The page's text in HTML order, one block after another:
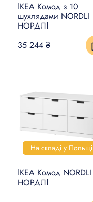
ІКЕА Комод з 10
шухлядами NORDLI
НОРДЛІ
35 244 ₴
На складі у Польщі
ІКЕА Комод NORDLI
НОРДЛІ